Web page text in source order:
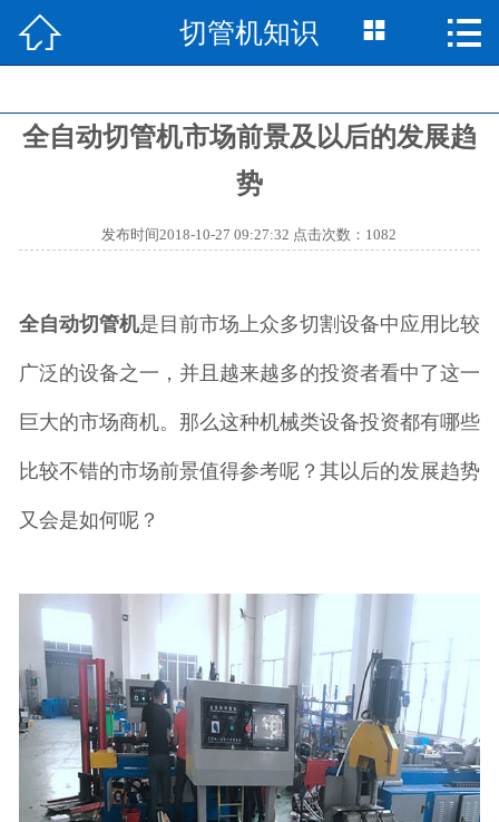
网站首页
切管机知识
视频中心
成功案例 
走进中思
联系我们
 切管机知识  
全自动切管机市场前景及以后的发展趋
势
发布时间2018-10-27 09:27:32 点击次数：1082
全自动切管机是目前市场上众多切割设备中应用比较
广泛的设备之一，并且越来越多的投资者看中了这一
巨大的市场商机。那么这种机械类设备投资都有哪些
比较不错的市场前景值得参考呢？其以后的发展趋势
又会是如何呢？